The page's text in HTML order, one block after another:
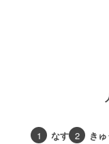
1 なす 2 き